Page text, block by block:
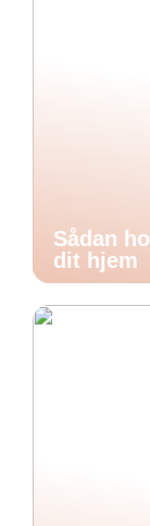
Sådan
dit hjem